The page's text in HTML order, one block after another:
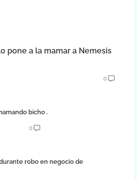
pone a la mamar a Nemesis
0
bicho .
0
robo en negocio de